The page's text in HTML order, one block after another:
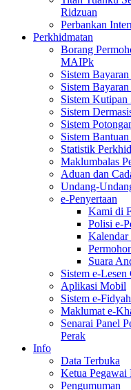
Ridzuan
Perbankan
Perkhidmatan
Borang
MAIPk
Sistem
Sistem
Sistem
Sistem
Sistem
Sistem
Statistik
Maklumbalas
Aduan dan
Undang-
e-Penyertaan
Kami di
Polisi e-
Kalendar
Suara
Sistem e-Lesen
Aplikasi Mobil
Sistem e-Fidyah
Maklumat e-
Senarai Panel
Perak
Info
Data Terbuka
Ketua
Pengumuman